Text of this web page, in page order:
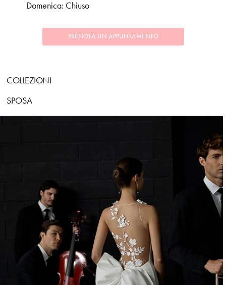
Domenica: Chiuso
PRENOTA UN APPUNTAMENTO
COLLEZIONI
SPOSA